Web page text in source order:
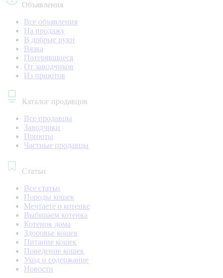
Объявления
Все объявления
На продажу
В добрые руки
Вязка
Потерявшиеся
От заводчиков
Из приютов
Каталог продавцов
Все продавцы
Заводчики
Приюты
Частные продавцы
Статьи
Все статьи
Породы кошек
Мечтаете о котенке
Выбираем котенка
Котенок дома
Здоровье кошек
Питание кошек
Поведение кошек
Уход и содержание
Новости